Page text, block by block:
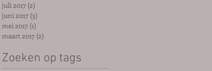
juli 2017 (2)
juni 2017 (3)
mei 2017 (1)
maart 2017 (2)
Zoeken op tags